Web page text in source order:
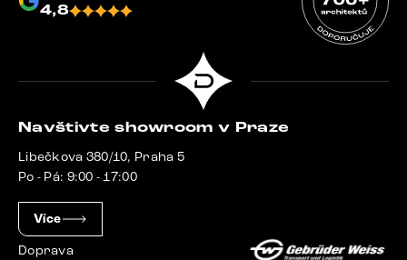
4,8
Navštivte showroom v Praze
Libečkova 380/10, Praha 5
Po - Pá: 9:00 - 17:00
Více
Doprava